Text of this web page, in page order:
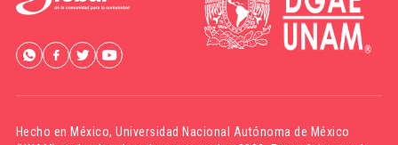
Hecho en México,Universidad Nacional Autónoma de México